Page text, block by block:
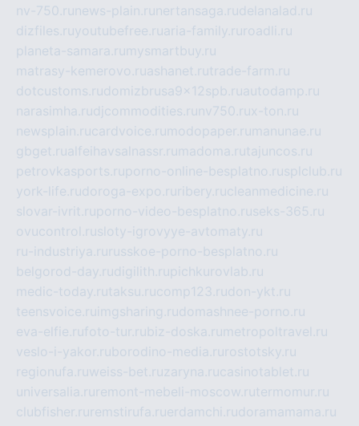
nv-750.ru news-plain.ru nertansaga.rudelanalad.ru
dizfiles.ruyoutubefree.ruaria-family.ru roadli.ru
planeta-samara.ru mysmartbuy.ru
matrasy-kemerovo.ruashanet.rutrade-farm.ru
dotcustoms.rudomizbrusa9x12spb.ruautodamp.ru
narasimha.rudjcommodities.ru nv750.rux-ton.ru
newsplain.rucardvoice.ru modopaper.ru manunae.ru
gbget.rualfeihavsalnassr.ru madoma.rutajuncos.ru
petrovkasports.ruporno-online-besplatno.rusplclub.ru
york-life.rudoroga-expo.ru ribery.rucleanmedicine.ru
slovar-ivrit.ruporno-video-besplatno.ruseks-365.ru
ovucontrol.rusloty-igrovyye-avtomaty.ru
ru-industriya.ru russkoe-porno-besplatno.ru
belgorod-day.rudigilith.rupichkurovlab.ru
medic-today.rutaksu.rucomp123.rudon-ykt.ru
teensvoice.ru imgsharing.rudomashnee-porno.ru
eva-elfie.rufoto-tur.rubiz-doska.ru metropoltravel.ru
veslo-i-yakor.ruborodino-media.ru rostotsky.ru
regionufa.ruweiss-bet.ruzaryna.rucasinotablet.ru
universalia.ru remont-mebeli-moscow.rutermomur.ru
clubfisher.ru remstirufa.ruerdamchi.rudoramamama.ru